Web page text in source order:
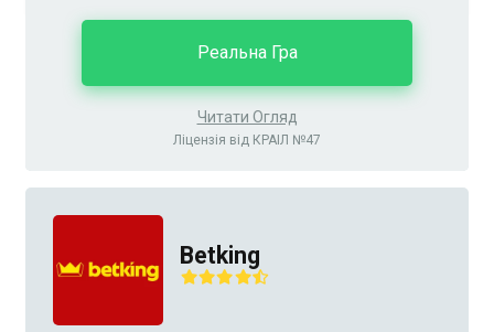
Читати Огляд
Ліцензія від КРАІЛ №47
Реальна Гра
Betking